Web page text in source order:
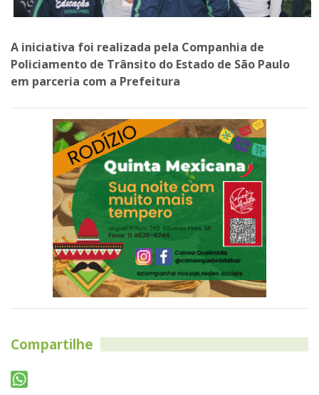
A iniciativa foi realizada pela Companhia de
Policiamento de Trânsito do Estado de São Paulo
em parceria com a Prefeitura
Compartilhe